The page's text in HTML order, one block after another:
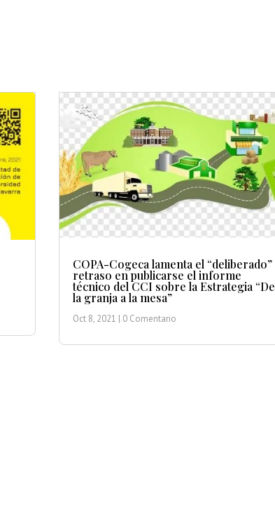
COPA-Cogeca lamenta el “deliberado”
retraso en publicarse el informe
técnico del CCI sobre la Estrategia “De
la granja a la mesa”
Oct 8, 2021 | 0 Comentario